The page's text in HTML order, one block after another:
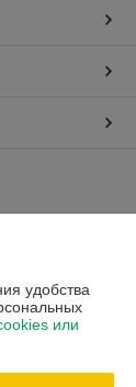
Слобода, ул. М.
удобства
или